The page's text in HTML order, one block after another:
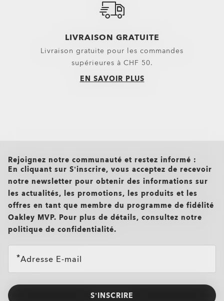
Pièces de rechange
LIVRAISON GRATUITE
Livraison gratuite pour les commandes
supérieures à CHF 50.
EN SAVOIR PLUS
Rejoignez notre communauté et restez informé :
En cliquant sur S’inscrire, vous acceptez de recevoir
notre newsletter pour obtenir des informations sur
les actualités, les promotions, les produits et les
offres en tant que membre du programme de fidélité
Oakley MVP. Pour plus de détails, consultez notre
politique de confidentialité.
Adresse E-mail
S’INSCRIRE